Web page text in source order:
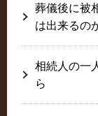
葬儀後に被
は出来るの
相続人の一
ら